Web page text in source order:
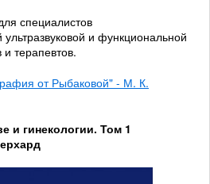
специалистов
и функциональной
и терапевтов.
от Рыбаковой" - М. К.
и гинекологии. Том 1